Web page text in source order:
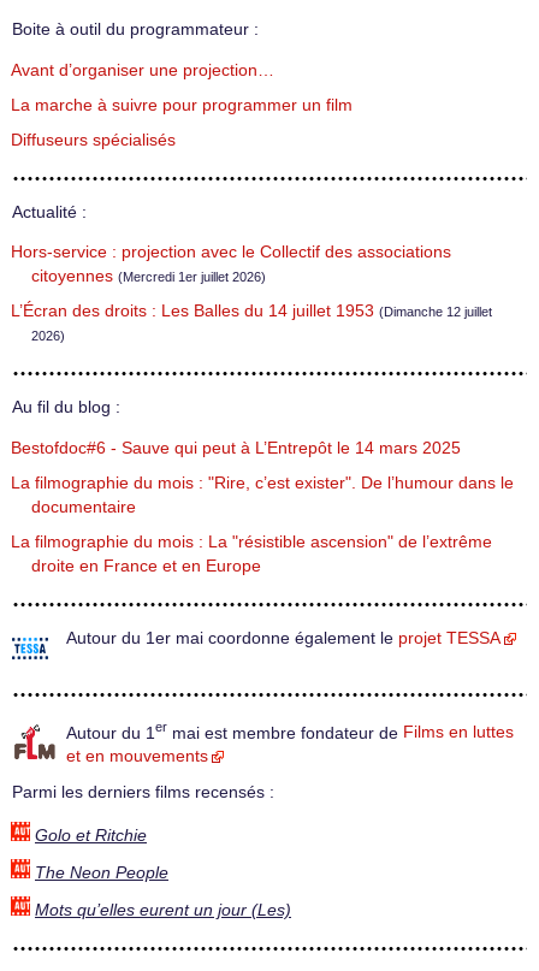
Boite à outil du programmateur :
Avant d’organiser une projection…
La marche à suivre pour programmer un film
Diffuseurs spécialisés
Actualité :
Hors-service : projection avec le Collectif des associations
citoyennes (Mercredi 1er juillet 2026)
L’Écran des droits : Les Balles du 14 juillet 1953 (Dimanche 12 juillet
2026)
Au fil du blog :
Bestofdoc#6 - Sauve qui peut à L’Entrepôt le 14 mars 2025
La filmographie du mois : "Rire, c’est exister". De l’humour dans le
documentaire
La filmographie du mois : La "résistible ascension" de l’extrême
droite en France et en Europe
Autour du 1er mai coordonne également le projet TESSA
Autour du 1 er mai est membre fondateur de Films en luttes
et en mouvements
Parmi les derniers films recensés :
Golo et Ritchie
The Neon People
Mots qu’elles eurent un jour (Les)